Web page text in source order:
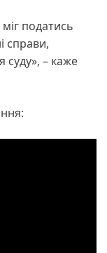
податись
справи,
суду», – каже